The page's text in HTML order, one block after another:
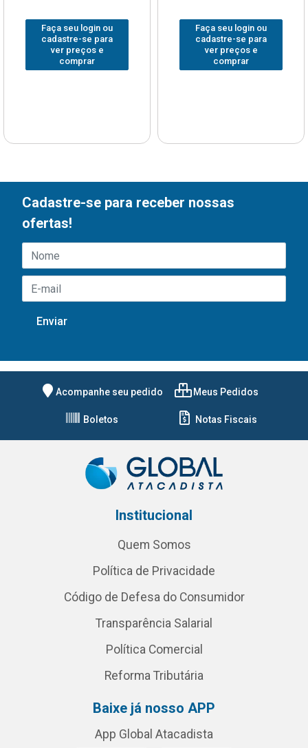
Faça seu login ou
cadastre-se para
ver preços e
comprar
Faça seu login ou
cadastre-se para
ver preços e
comprar
Cadastre-se para receber nossas
ofertas!
Acompanhe seu pedido Meus Pedidos
Boletos Notas Fiscais
Institucional
Quem Somos
Política de Privacidade
Código de Defesa do Consumidor
Transparência Salarial
Política Comercial
Reforma Tributária
Baixe já nosso APP
App Global Atacadista